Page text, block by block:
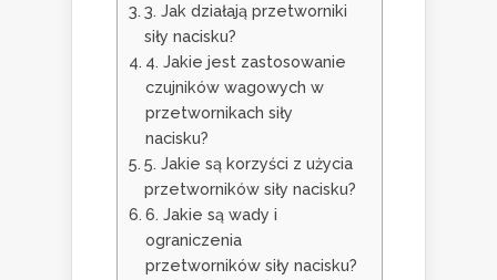
3. Jak działają przetworniki
siły nacisku?
4. Jakie jest zastosowanie
czujników wagowych w
przetwornikach siły
nacisku?
5. Jakie są korzyści z użycia
przetworników siły nacisku?
6. Jakie są wady i
ograniczenia
przetworników siły nacisku?